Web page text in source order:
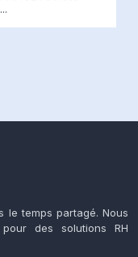
...
le temps partagé. Nous
des solutions RH